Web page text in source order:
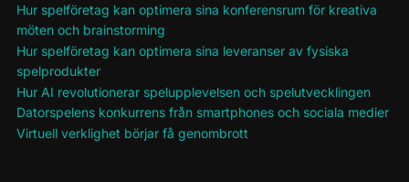
Hur spelföretag kan optimera sina konferensrum för kreativa
möten och brainstorming
Hur spelföretag kan optimera sina leveranser av fysiska
spelprodukter
Hur AI revolutionerar spelupplevelsen och spelutvecklingen
Datorspelens konkurrens från smartphones och sociala medier
Virtuell verklighet börjar få genombrott